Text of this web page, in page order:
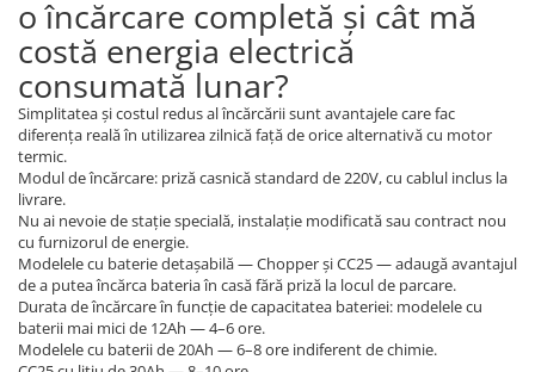
o încărcare completă și cât mă
costă energia electrică
consumată lunar?
Simplitatea și costul redus al încărcării sunt avantajele care fac
diferența reală în utilizarea zilnică față de orice alternativă cu motor
termic.
Modul de încărcare: priză casnică standard de 220V, cu cablul inclus la
livrare.
Nu ai nevoie de stație specială, instalație modificată sau contract nou
cu furnizorul de energie.
Modelele cu baterie detașabilă — Chopper și CC25 — adaugă avantajul
de a putea încărca bateria în casă fără priză la locul de parcare.
Durata de încărcare în funcție de capacitatea bateriei: modelele cu
baterii mai mici de 12Ah — 4–6 ore.
Modelele cu baterii de 20Ah — 6–8 ore indiferent de chimie.